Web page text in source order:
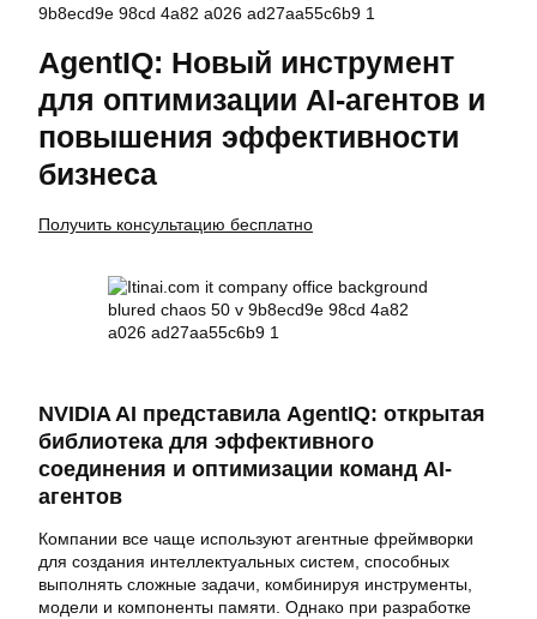
AgentIQ: Новый инструмент
для оптимизации AI-агентов и
повышения эффективности
бизнеса
Получить консультацию бесплатно
NVIDIA AI представила AgentIQ: открытая
библиотека для эффективного
соединения и оптимизации команд AI-
агентов
Компании все чаще используют агентные фреймворки
для создания интеллектуальных систем, способных
выполнять сложные задачи, комбинируя инструменты,
модели и компоненты памяти. Однако при разработке